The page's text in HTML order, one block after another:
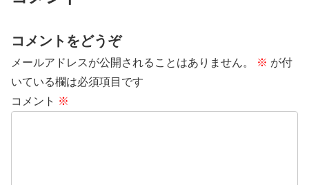
コメントをどうぞ
メールアドレスが公開されることはありません。 ※ が付
いている欄は必須項目です
コメント ※